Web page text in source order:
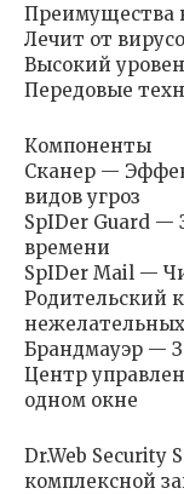
Преимущества
Лечит от
Высокий
Передовые
Компоненты
Сканер —
видов угроз
SpIDer Guard —
времени
SpIDer Mail —
Родительский
Брандмауэр —
Центр
одном окне
Dr.Web Security
комплексной